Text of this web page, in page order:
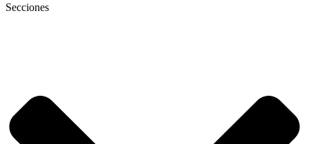
Secciones